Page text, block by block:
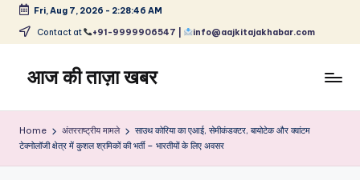
Skip
content
Fri, Aug 7, 2026 - 2:28:47 AM
Contact at +91-9999906547 | info@aajkitajakhabar.com
आज की ताज़ा खबर
ताज़ा
Home अंतरराष्ट्रीय मामले
साउथ कोरिया का एआई, सेमीकंडक्टर, बायोटेक और क्वांटम
टेक्नोलॉजी क्षेत्र में कुशल श्रमिकों की भर्ती – भारतीयों के लिए अवसर